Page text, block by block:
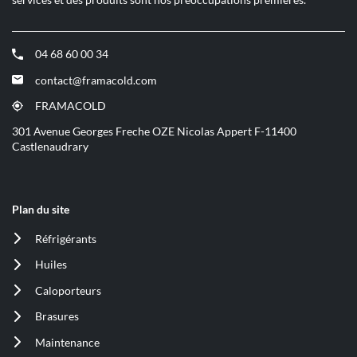
04 68 60 00 34
(ouvre
dans
nouvelle
contact@framacold.com
(ouvre
dans
nouvelle
fenêtre)
FRAMACOLD
(ouvre
dans
une
301 Avenue Georges Freche OZE Nicolas Appert F-11400
Castlenaudrary
Plan du site
Réfrigérants
(ouvre
dans
nouvelle
Huiles
(ouvre
dans
nouvelle
Caloporteurs
(ouvre
dans
nouvelle
Brasures
(ouvre
dans
Maintenance
(ouvre